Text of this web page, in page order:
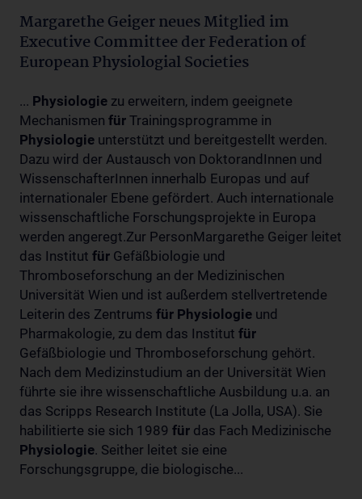
Margarethe Geiger neues Mitglied im
Executive Committee der Federation of
European Physiologial Societies
... Physiologie zu erweitern, indem geeignete
Mechanismen für Trainingsprogramme in
Physiologie unterstützt und bereitgestellt werden.
Dazu wird der Austausch von DoktorandInnen und
WissenschafterInnen innerhalb Europas und auf
internationaler Ebene gefördert. Auch internationale
wissenschaftliche Forschungsprojekte in Europa
werden angeregt.Zur PersonMargarethe Geiger leitet
das Institut für Gefäßbiologie und
Thromboseforschung an der Medizinischen
Universität Wien und ist außerdem stellvertretende
Leiterin des Zentrums für Physiologie und
Pharmakologie, zu dem das Institut für
Gefäßbiologie und Thromboseforschung gehört.
Nach dem Medizinstudium an der Universität Wien
führte sie ihre wissenschaftliche Ausbildung u.a. an
das Scripps Research Institute (La Jolla, USA). Sie
habilitierte sie sich 1989 für das Fach Medizinische
Physiologie. Seither leitet sie eine
Forschungsgruppe, die biologische...